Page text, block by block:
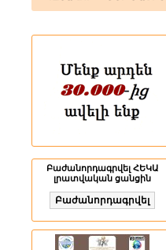
Բաժանորդագրվել ՀԵԿԱ
լրատվական ցանցին